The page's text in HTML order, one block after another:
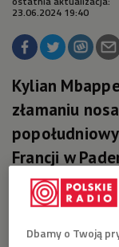
23.06.2024 19:40
Kylian
złamaniu
Francji w
czarnej
będą
którzy
Dbamy o Twoją